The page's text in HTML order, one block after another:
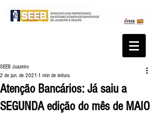
Atenção Bancários: Já saiu a
SEGUNDA edição do mês de MAIO
SEEB Juazeiro
2 de jun. de 2021 1 min de leitura